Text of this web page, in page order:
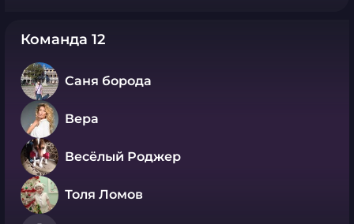
Команда 12
Саня борода
Вера
Весёлый Роджер
Толя Ломов